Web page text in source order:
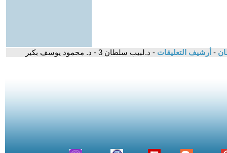
- أرشيف التعليقات - د.لبيب سلطان 3 - د. محمود يوسف بكير